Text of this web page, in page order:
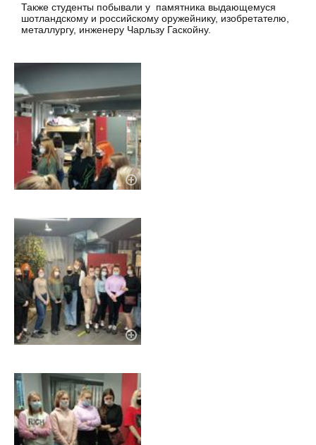
Также студенты побывали у памятника выдающемуся
шотландскому и российскому оружейнику, изобретателю,
металлургу, инженеру Чарльзу Гаскойну.